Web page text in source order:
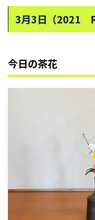
3月3日（2021
今日の茶花